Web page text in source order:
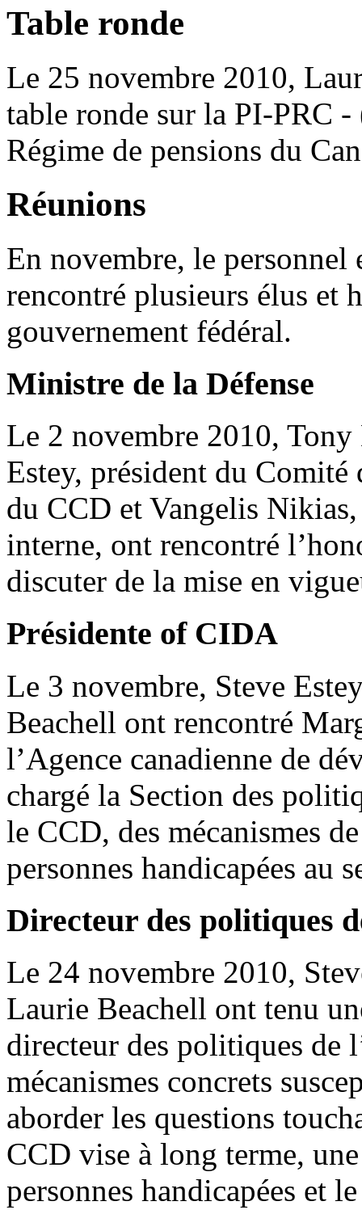
Table ronde
Le 25 novembre 2010,
table ronde sur la PI-PRC
Régime de pensions du
Réunions
En novembre, le
rencontré plusieurs élus et
gouvernement fédéral.
Ministre de la Défense
Le 2 novembre 2010,
Estey, président du
du CCD et Vangelis
interne, ont rencontré
discuter de la mise en
Présidente of CIDA
Le 3 novembre, Steve
Beachell ont rencontré
l’Agence canadienne de
chargé la Section des
le CCD, des mécanismes
personnes handicapées au
Directeur des politiques
Le 24 novembre 2010,
Laurie Beachell ont tenu
directeur des politiques de
mécanismes concrets
aborder les questions
CCD vise à long terme,
personnes handicapées et